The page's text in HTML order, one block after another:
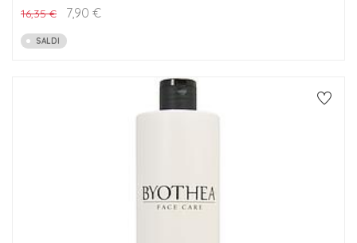
16,35€ 7,90 €
SALDI